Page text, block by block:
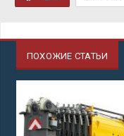
ПОХОЖИЕ СТАТЬИ